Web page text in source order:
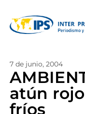
7 de junio, 2004
atún
fríos